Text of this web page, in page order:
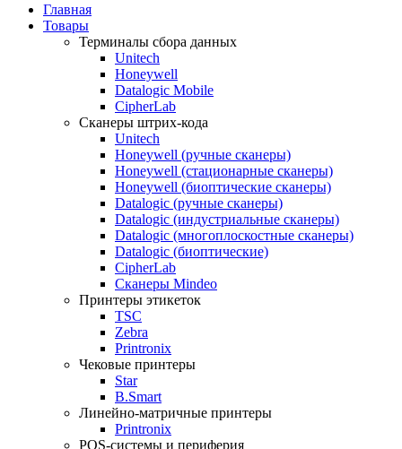
Главная
Товары
Терминалы сбора данных
Unitech
Honeywell
Datalogic Mobile
CipherLab
Сканеры штрих-кода
Unitech
Honeywell (ручные сканеры)
Honeywell (стационарные сканеры)
Honeywell (биоптические сканеры)
Datalogic (ручные сканеры)
Datalogic (индустриальные сканеры)
Datalogic (многоплоскостные сканеры)
Datalogic (биоптические)
CipherLab
Сканеры Mindeo
Принтеры этикеток
TSC
Zebra
Printronix
Чековые принтеры
Star
B.Smart
Линейно-матричные принтеры
Printronix
POS-системы и периферия